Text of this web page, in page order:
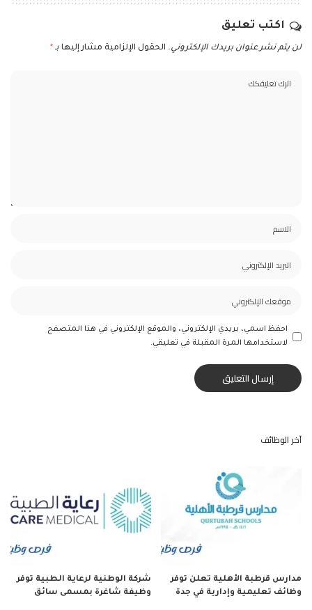
اكتب تعليق
لن يتم نشر عنوان بريدك الإلكتروني. الحقول الإلزامية مشار إليها بـ *
احفظ اسمي، بريدي الإلكتروني، والموقع الإلكتروني في هذا المتصفح
لاستخدامها المرة المقبلة في تعليقي.
آخر الوظائف
مدارس قرطبة الأهلية تعلن توفر
وظائف تعليمية وإدارية في جدة
شركة الوطنية لرعاية الطبية توفر
وظيفة شاغرة بمسمى سائق